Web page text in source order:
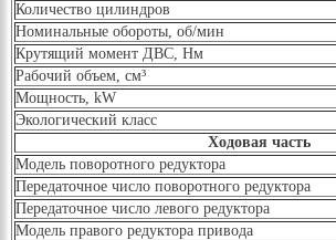
Количество цилиндров
Номинальные обороты, об/мин
Крутящий момент ДВС, Нм
Рабочий объем, см³
Мощность, kW
Экологический класс
Ходовая часть
Модель поворотного редуктора
Передаточное число поворотного редуктора
Передаточное число левого редуктора
Модель правого редуктора привода